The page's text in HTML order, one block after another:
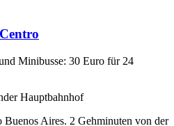
Minibusse: 30 Euro für 24
Hauptbahnhof
Buenos Aires. 2 Gehminuten von der